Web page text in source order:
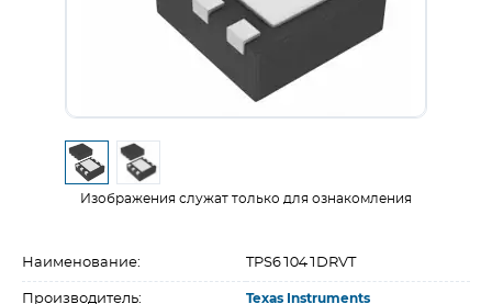
Изображения служат только для ознакомления
Наименование: TPS61041DRVT
Производитель: Texas Instruments